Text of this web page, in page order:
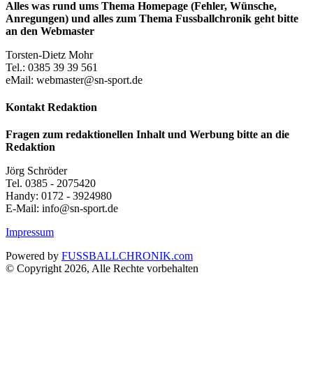
Alles was rund ums Thema Homepage (Fehler, Wünsche,
Anregungen) und alles zum Thema Fussballchronik geht bitte
an den Webmaster
Torsten-Dietz Mohr
Tel.: 0385 39 39 561
eMail: webmaster@sn-sport.de
Kontakt Redaktion
Fragen zum redaktionellen Inhalt und Werbung bitte an die
Redaktion
Jörg Schröder
Tel. 0385 - 2075420
Handy: 0172 - 3924980
E-Mail: info@sn-sport.de
Impressum
Powered by FUSSBALLCHRONIK.com
© Copyright 2026, Alle Rechte vorbehalten